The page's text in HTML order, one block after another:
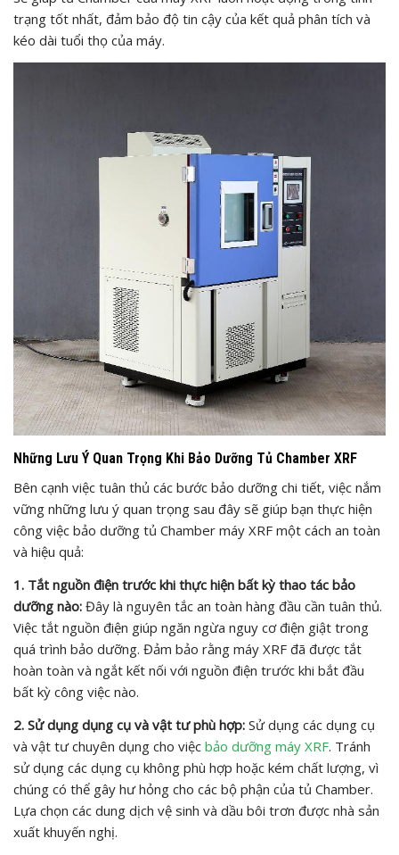
trạng tốt nhất, đảm bảo độ tin cậy của kết quả phân tích và
kéo dài tuổi thọ của máy.
Những Lưu Ý Quan Trọng Khi Bảo Dưỡng Tủ Chamber XRF
Bên cạnh việc tuân thủ các bước bảo dưỡng chi tiết, việc nắm
vững những lưu ý quan trọng sau đây sẽ giúp bạn thực hiện
công việc bảo dưỡng tủ Chamber máy XRF một cách an toàn
và hiệu quả:
1. Tắt nguồn điện trước khi thực hiện bất kỳ thao tác bảo
dưỡng nào: Đây là nguyên tắc an toàn hàng đầu cần tuân thủ.
Việc tắt nguồn điện giúp ngăn ngừa nguy cơ điện giật trong
quá trình bảo dưỡng. Đảm bảo rằng máy XRF đã được tắt
hoàn toàn và ngắt kết nối với nguồn điện trước khi bắt đầu
bất kỳ công việc nào.
2. Sử dụng dụng cụ và vật tư phù hợp: Sử dụng các dụng cụ
và vật tư chuyên dụng cho việc bảo dưỡng máy XRF. Tránh
sử dụng các dụng cụ không phù hợp hoặc kém chất lượng, vì
chúng có thể gây hư hỏng cho các bộ phận của tủ Chamber.
Lựa chọn các dung dịch vệ sinh và dầu bôi trơn được nhà sản
xuất khuyến nghị.